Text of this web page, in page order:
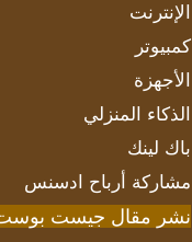
الإنترنت
كمبيوتر
الأجهزة
الذكاء المنزلي
باك لينك
مشاركة أرباح ادسنس
نشر مقال جيست